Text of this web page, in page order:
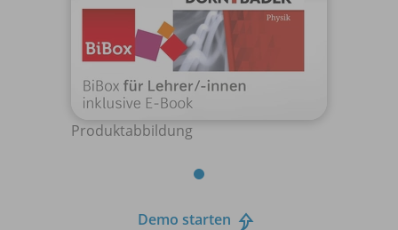
Produktabbildung
Demo starten